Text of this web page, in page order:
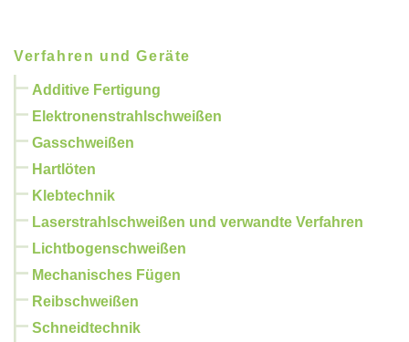
Verfahren und Geräte
Additive Fertigung
Elektronenstrahlschweißen
Gasschweißen
Hartlöten
Klebtechnik
Laserstrahlschweißen und verwandte Verfahren
Lichtbogenschweißen
Mechanisches Fügen
Reibschweißen
Schneidtechnik